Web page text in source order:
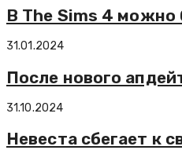
В The Sims 4 можно
31.01.2024
После нового
31.10.2024
Невеста сбегает к